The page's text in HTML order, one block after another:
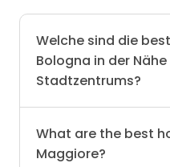
Welche sind die
Bologna in der Nähe
Stadtzentrums?
What are the best
Maggiore?